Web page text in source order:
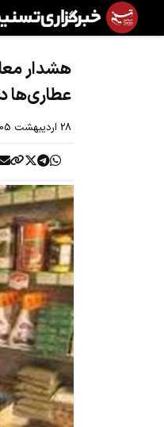
هشدار
عطاری‌ها
28 ارديبهشت 1405 - 08:52